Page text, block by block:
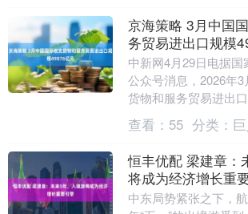
京海策略 3月中国
务贸易进出口规模
中新网4月29日电据
公众号消息，2026年
货物和服务贸易进出
其中，货物和服务贸
进....
查看： 55 分类：
恒丰优配 梁建章：
将成为经济增长重
中东局势紧张之下，